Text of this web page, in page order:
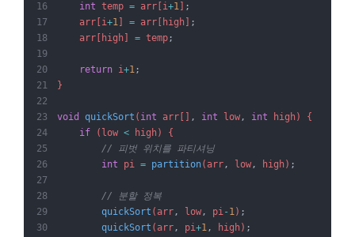
int temp = arr[i+1
;
    arr[i
+1 ] = arr[high]
;
    arr[high]
= temp;
return i+1;
}
void quickSort ( int arr[] , int low, int high) {
if (low < high) {
// 피벗 위치를 파티셔닝
int pi = partition(arr, low, high) ;
// 분할 정복
quickSort (arr, low, pi- 1) ;
quickSort (arr, pi+1, high) ;